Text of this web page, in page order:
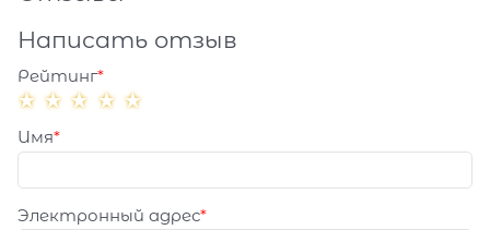
Написать отзыв
Рейтинг
Имя
Электронный адрес